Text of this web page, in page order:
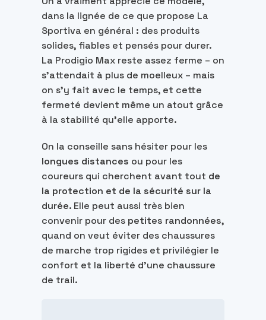
dans la lignée de ce que propose La
Sportiva en général : des produits
solides, fiables et pensés pour durer.
La Prodigio Max reste assez ferme – on
s’attendait à plus de moelleux – mais
on s’y fait avec le temps, et cette
fermeté devient même un atout grâce
à la stabilité qu’elle apporte.
On la conseille sans hésiter pour les
longues distances ou pour les
coureurs qui cherchent avant tout de
la protection et de la sécurité sur la
durée. Elle peut aussi très bien
convenir pour des petites randonnées,
quand on veut éviter des chaussures
de marche trop rigides et privilégier le
confort et la liberté d’une chaussure
de trail.